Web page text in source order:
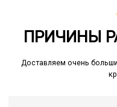
ПРИЧИНЫ
Доставляем очень